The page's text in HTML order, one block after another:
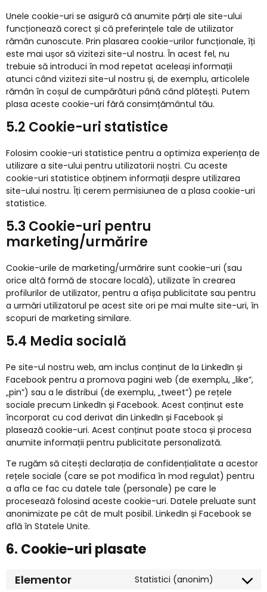
Unele cookie-uri se asigură că anumite părți ale site-ului
funcționează corect și că preferințele tale de utilizator
rămân cunoscute. Prin plasarea cookie-urilor funcționale, îți
este mai ușor să vizitezi site-ul nostru. În acest fel, nu
trebuie să introduci în mod repetat aceleași informații
atunci când vizitezi site-ul nostru și, de exemplu, articolele
rămân în coșul de cumpărături până când plătești. Putem
plasa aceste cookie-uri fără consimțământul tău.
5.2 Cookie-uri statistice
Folosim cookie-uri statistice pentru a optimiza experiența de
utilizare a site-ului pentru utilizatorii noștri. Cu aceste
cookie-uri statistice obținem informații despre utilizarea
site-ului nostru. Îți cerem permisiunea de a plasa cookie-uri
statistice.
5.3 Cookie-uri pentru
marketing/urmărire
Cookie-urile de marketing/urmărire sunt cookie-uri (sau
orice altă formă de stocare locală), utilizate în crearea
profilurilor de utilizator, pentru a afișa publicitate sau pentru
a urmări utilizatorul pe acest site ori pe mai multe site-uri, în
scopuri de marketing similare.
5.4 Media socială
Pe site-ul nostru web, am inclus conținut de la LinkedIn și
Facebook pentru a promova pagini web (de exemplu, „like”,
„pin”) sau a le distribui (de exemplu, „tweet”) pe rețele
sociale precum LinkedIn și Facebook. Acest conținut este
încorporat cu cod derivat din LinkedIn și Facebook și
plasează cookie-uri. Acest conținut poate stoca și procesa
anumite informații pentru publicitate personalizată.
Te rugăm să citești declarația de confidențialitate a acestor
rețele sociale (care se pot modifica în mod regulat) pentru
a afla ce fac cu datele tale (personale) pe care le
procesează folosind aceste cookie-uri. Datele preluate sunt
anonimizate pe cât de mult posibil. LinkedIn și Facebook se
află în Statele Unite.
6. Cookie-uri plasate
Elementor Statistici (anonim)